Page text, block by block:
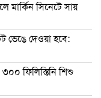
মার্কিন সিনেটে সায়
ভেঙে দেওয়া হবে:
ফিলিস্তিনি শিশু